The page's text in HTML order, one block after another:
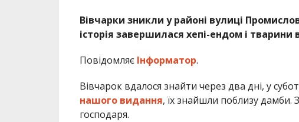
Вівчарки зникли у районі вулиці
історія завершилася хепі-ендом і тварини
Повідомляє Інформатор.
Вівчарок вдалося знайти через два дні, у
нашого видання, їх знайшли поблизу дамби.
господаря.